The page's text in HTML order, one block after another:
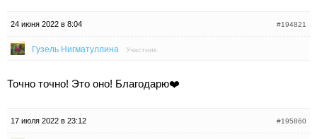
24 июня 2022 в 8:04 #194821
Гузель Нигматуллина Участник
Точно точно! Это оно! Благодарю❤️
17 июля 2022 в 23:12 #195860